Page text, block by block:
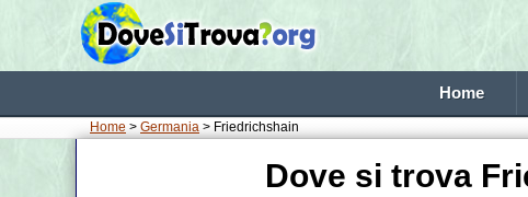
Home
Home > Germania > Friedrichshain
Dove si trova